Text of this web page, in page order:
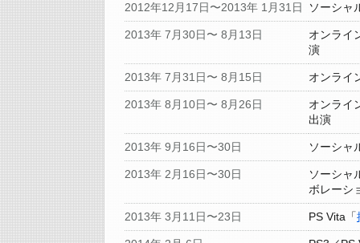
2012年12月17日〜2013年 1月31日 ソーシャ
2013年 7月30日〜 8月13日
オンライ
演
2013年 7月31日〜 8月15日 オンライ
2013年 8月10日〜 8月26日
オンライ
出演
2013年 9月16日〜30日 ソーシャ
2013年 2月16日〜30日
ソーシャ
ボレーシ
2013年 3月11日〜23日 PS Vita「